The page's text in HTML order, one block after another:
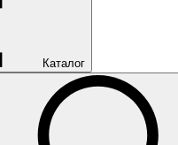
Каталог